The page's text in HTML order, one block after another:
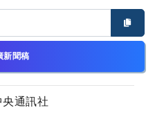
新聞稿
通訊社